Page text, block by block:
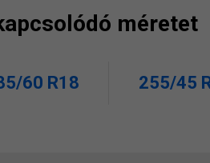
méretet
60 R18 255/45